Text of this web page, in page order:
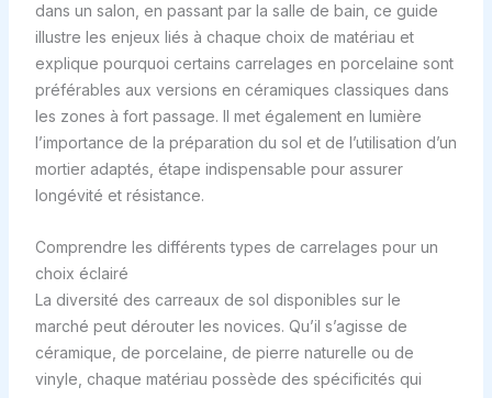
dans un salon, en passant par la salle de bain, ce guide
illustre les enjeux liés à chaque choix de matériau et
explique pourquoi certains carrelages en porcelaine sont
préférables aux versions en céramiques classiques dans
les zones à fort passage. Il met également en lumière
l’importance de la préparation du sol et de l’utilisation d’un
mortier adaptés, étape indispensable pour assurer
longévité et résistance.
Comprendre les différents types de carrelages pour un
choix éclairé
La diversité des carreaux de sol disponibles sur le
marché peut dérouter les novices. Qu’il s’agisse de
céramique, de porcelaine, de pierre naturelle ou de
vinyle, chaque matériau possède des spécificités qui